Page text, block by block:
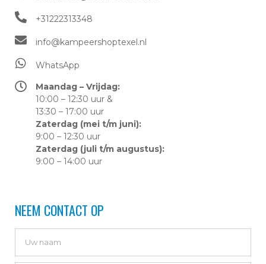
+31222313348
info@kampeershoptexel.nl
WhatsApp
Maandag – Vrijdag:
10:00 – 12:30 uur &
13:30 – 17:00 uur
Zaterdag (mei t/m juni):
9:00 – 12:30 uur
Zaterdag (juli t/m augustus):
9:00 – 14:00 uur
NEEM CONTACT OP